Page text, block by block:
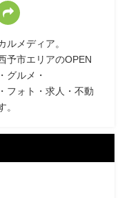
ルメディア。
予市エリアのOPEN
グルメ・
フォト・求人・不動
。